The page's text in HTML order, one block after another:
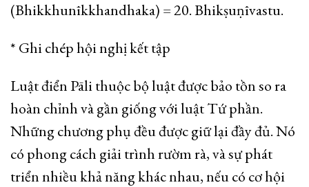
(Bhikkhunīkkhandhaka) = 20. Bhikṣuṇīvastu.
* Ghi chép hội nghị kết tập
Luật điển Pāli thuộc bộ luật được bảo tồn so ra
hoàn chỉnh và gần giống với luật Tứ phần.
Những chương phụ đều được giữ lại đầy đủ. Nó
có phong cách giải trình rườm rà, và sự phát
triển nhiều khả năng khác nhau, nếu có cơ hội